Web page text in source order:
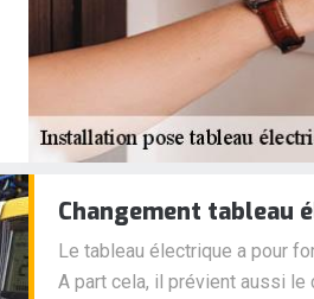
Changement tableau
Le tableau électrique a pour
A part cela, il prévient aussi le